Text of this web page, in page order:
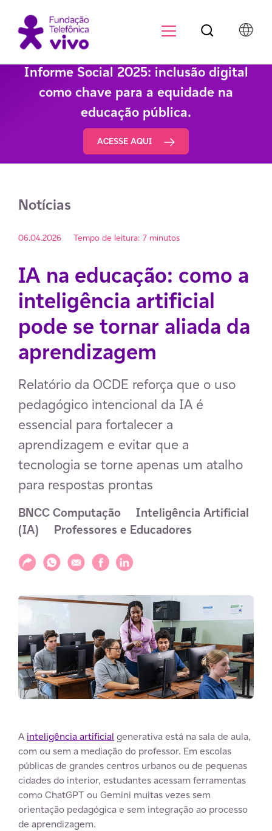
Informe Social 2025: inclusão digital
como chave para a equidade na
educação pública.
ACESSE AQUI
Notícias
06.04.2026 Tempo de leitura: 7 minutos
IA na educação: como a
inteligência artificial
pode se tornar aliada da
aprendizagem
Relatório da OCDE reforça que o uso
pedagógico intencional da IA é
essencial para fortalecer a
aprendizagem e evitar que a
tecnologia se torne apenas um atalho
para respostas prontas
BNCC Computação
Inteligência Artificial
(IA)
Professores e Educadores
Compartilhar
Compartilhar via WhatsApp
Compartilhar via E-mail
Compartilhar via Facebook
Compartilhar via LinkedIn
A inteligência artificial generativa está na sala de aula,
com ou sem a mediação do professor. Em escolas
públicas de grandes centros urbanos ou de pequenas
cidades do interior, estudantes acessam ferramentas
como ChatGPT ou Gemini muitas vezes sem
orientação pedagógica e sem integração ao processo
de aprendizagem.
Botão de